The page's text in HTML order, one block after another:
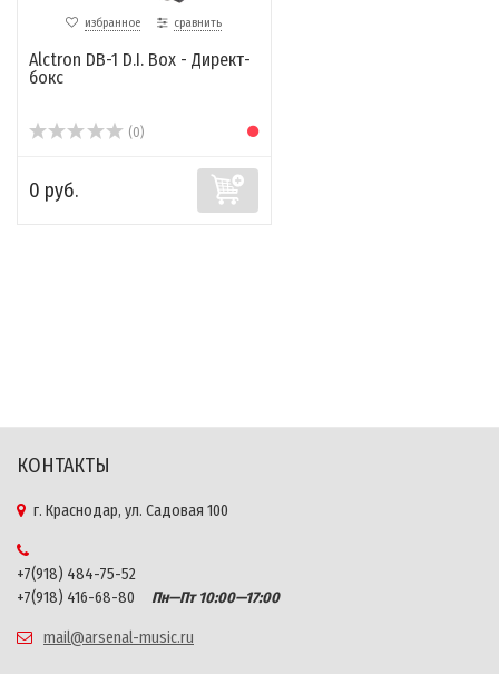
избранное сравнить
Alctron DB-1 D.I. Box - Директ-
бокс
(0)
0 руб.
КОНТАКТЫ
г. Краснодар, ул. Садовая 100
+7(918) 484-75-52
+7(918) 416-68-80
Пн—Пт 10:00—17:00
mail@arsenal-music.ru